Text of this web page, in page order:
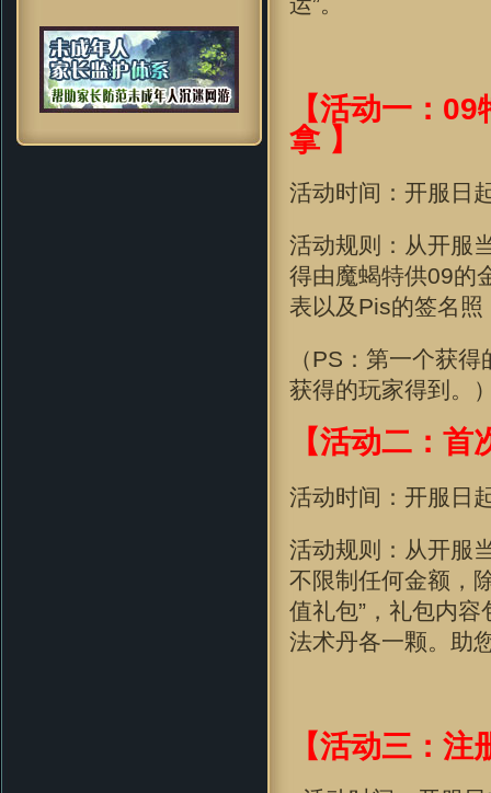
【活动一：
拿 】
活动时间：开服日
活动规则：从开服
得由魔蝎特供09的
表以及Pis的签名照
（PS：第一个获
获得的玩家得到。
【活动二：
活动时间：开服日
活动规则：从开服
不限制任何金额，
值礼包”，礼包内容
法术丹各一颗。助
【活动三：